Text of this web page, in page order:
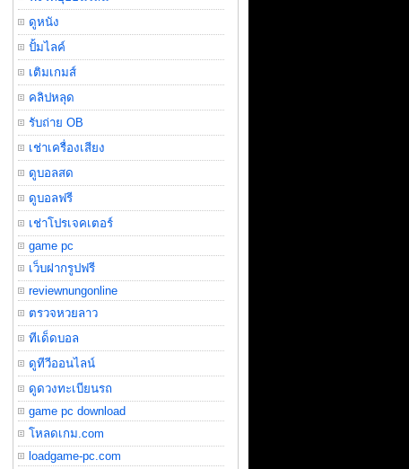
ดูหนัง
ปั้มไลค์
เติมเกมส์
คลิปหลุด
รับถ่าย OB
เช่าเครื่องเสียง
ดูบอลสด
ดูบอลฟรี
เช่าโปรเจคเตอร์
game pc
เว็บฝากรูปฟรี
reviewnungonline
ตรวจหวยลาว
ทีเด็ดบอล
ดูทีวีออนไลน์
ดูดวงทะเบียนรถ
game pc download
โหลดเกม.com
loadgame-pc.com